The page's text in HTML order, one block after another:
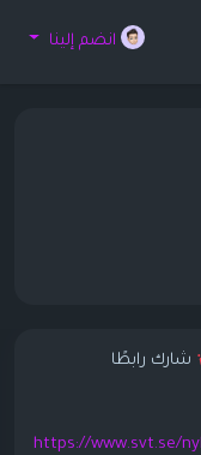
انضم إلينا
شارك رابطًا
https://www.svt.se/